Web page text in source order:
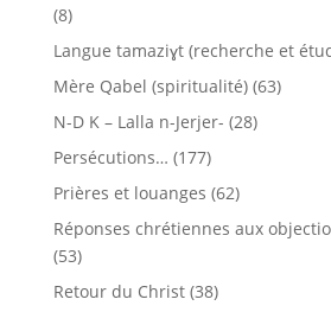
(8)
Langue tamaziɣt (recherche et
Mère Qabel (spiritualité)(63)
N-D K – Lalla n-Jerjer- (28)
Persécutions… (177)
Prières et louanges (62)
Réponses chrétiennes aux
(53)
Retour du Christ(38)